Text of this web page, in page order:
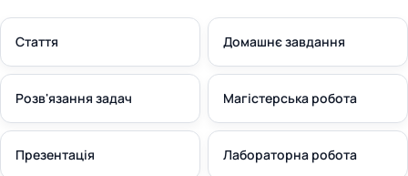
Стаття Домашнє завдання
Розв'язання задач Магістерська робота
Презентація Лабораторна робота